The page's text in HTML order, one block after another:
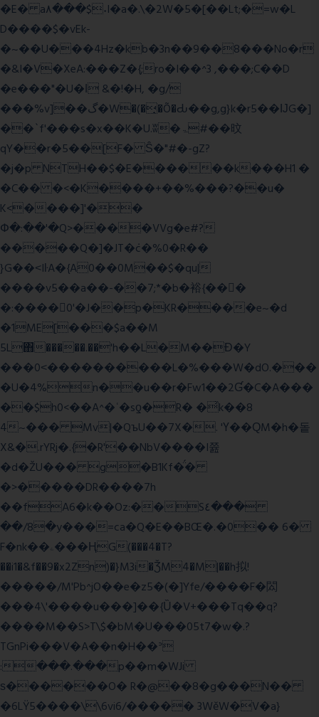
�E� a٨���$˖I�a�.\�2W�5�[��Lt;�=w�L
D����$�vEk-
�~��U���4Hz�kb�3n��9��8���No�r
�&I�V�XeA:���Z�{;ro�I��^3 ,���;C��D
�e���"�U�ǀ &�!�H, �g/
���%v]��گ�W�(�̟�Õ�Ԃ��g,g}k�r5��ĲG�]
��`f'���s�x��K�U.ʬ�ۃ#��旼
qY��r�5��[F� Ŝ�"#�-gZ?
�j�p NTH��$�E������k���H1 �
�C�� �<�K����+��%���?��u�
K<����]'��
Փ�:��'�Q>����VVg�e#?
�����Q�]�JT�݁c�%0�R��
}G��˂IŀA�{A0��0M��$�qu|
����v5��a��-��7;*�b�裕{���ً
�:����0'�J��p�KR����e~�d
�1ME[���$a��M
5L΋�����.��'h��L�M��Ɖ�Y
���0˂����������L�%���W�dO.���
�U�4%n��u��r�Fw1��2Ɠ�C�A���
��$h0<��A^�ʿ�sƍ�R� �͗k��8
4~��� Mv|�QъU��7X�. 'Ү��ԚM�h�돝
X&�.rYRj�.{�R'��NbV����I쯆
�d�ŽU��� g�B1Kf�̈́�
�>�����DR����7h
��fA6�k��Oz:��S٤���
��/8�y���=ca�Q�E��BŒ�.�0�� 6�
F�nk��ۦ���ҢG(���4�T?
��i1�&f��9�x2Zn)�}M3i�ǮM4�M|��h拟!
�����/M'Pb^jO��e�z5�(�]Yfe/����F�閦
���4\'����u���]��{Ȕ�V+���Tq��q?
����M��S>T\$�bM�U���05t7�w�.?
TGnPi���V�A��n�H��ᐣ
:���.���p��m�WJi
ѕ������O� R�@��8�g���N��
�6LŸ5����\\6vi6/����� 3WěW�V�a}